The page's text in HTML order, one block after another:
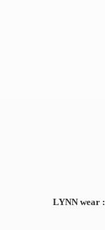
LYNN wear